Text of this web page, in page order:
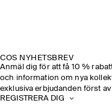
COS NYHETSBREV
Anmäl dig för att få 10 %
och information om nya
exklusiva erbjudanden först av
REGISTRERA DIG